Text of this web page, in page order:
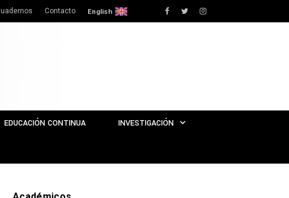
Contacto English Facebook
TwitterInstagram
EDUCACIÓN CONTINUA INVESTIGACIÓN